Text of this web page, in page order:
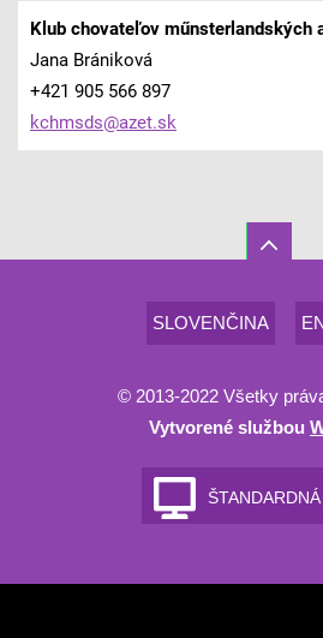
Klub chovateľov műnsterlandských
Jana Brániková
+421 905 566 897
kchmsds@azet.sk
SLOVENČINA
© 2013-2022 Všetky
Vytvorené službou